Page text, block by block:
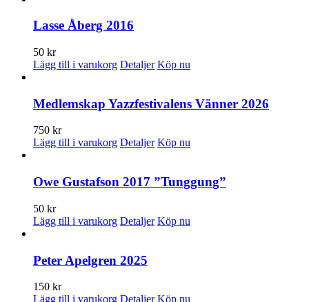
Lasse Åberg 2016
50 kr
Lägg till i varukorg Detaljer Köp nu
Medlemskap Yazzfestivalens Vänner 2026
750 kr
Lägg till i varukorg Detaljer Köp nu
Owe Gustafson 2017 ”Tunggung”
50 kr
Lägg till i varukorg Detaljer Köp nu
Peter Apelgren 2025
150 kr
Lägg till i varukorg Detaljer Köp nu